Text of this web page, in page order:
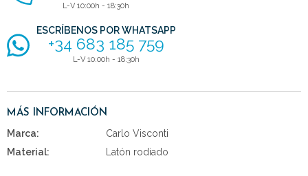
L-V 10:00h - 18:30h
ESCRÍBENOS POR WHATSAPP
+34 683 185 759
L-V 10:00h - 18:30h
MÁS INFORMACIÓN
Marca:
Carlo Visconti
Material:
Latón rodiado